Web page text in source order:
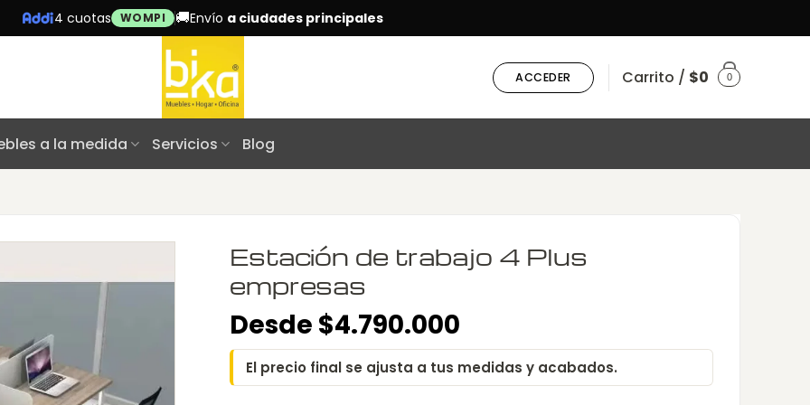
4 cuotas WOMPI 🚚Envío a ciudades principales
ACCEDER Carrito / $0 0
a la medida Servicios Blog
Estación de trabajo 4 Plus
empresas
Desde $4.790.000
El precio final se ajusta a tus medidas y acabados.